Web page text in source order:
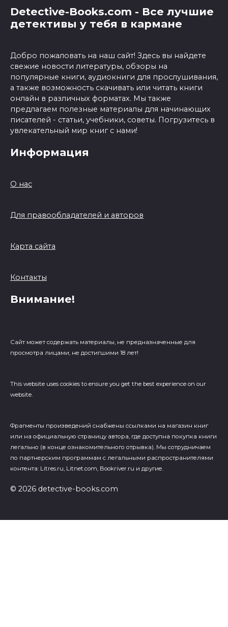
Detective-Books.com - Все лучшие
детективы у тебя в кармане
Добро пожаловать на наш сайт! Здесь вы найдете
свежие новости литературы, обзоры на
популярные книги, аудиокниги для прослушивания,
а также возможность скачивать или читать книги
онлайн в различных форматах. Мы также
предлагаем полезные материалы для начинающих
писателей - статьи, учебники, советы. Погрузитесь в
увлекательный мир книг с нами!
Информация
О нас
Для правообладателей и авторов
Карта сайта
Контакты
Внимание!
Сайт может содержать материалы, не предназначенные для
просмотра лицами, не достигшими 18 лет!
This website uses cookies to ensure you get the best experience on our
website.
Фрагменты произведений cнабжены ссылками на магазин книг
или на официальную страницу автора, где доступна покупка книги
легально (в конце ознакомительного отрывка). Мы сотрудничаем
по партнерским программам с легальными распространителями
контента: Litres.ru, Litnet.com, Bookriver.ru и другие.
© 2026 detective-books.com